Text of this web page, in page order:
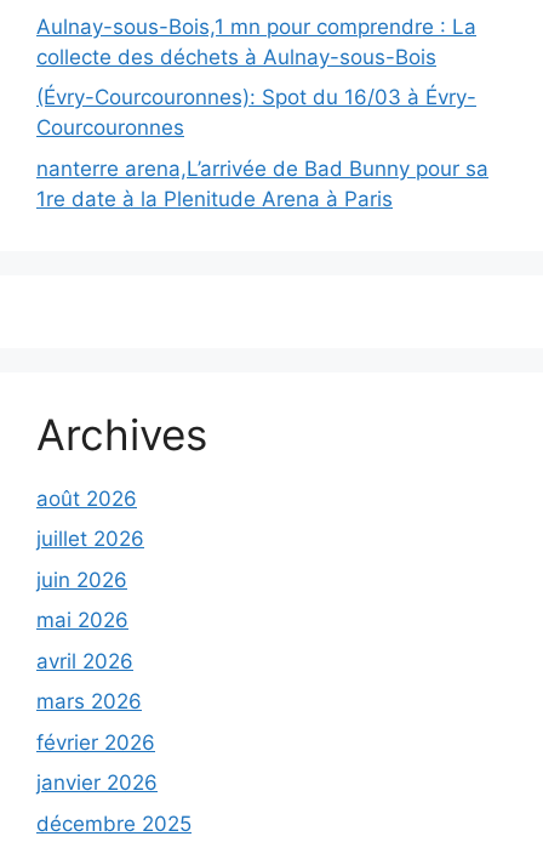
Aulnay-sous-Bois,1 mn pour comprendre : La
collecte des déchets à Aulnay-sous-Bois
(Évry-Courcouronnes): Spot du 16/03 à Évry-
Courcouronnes
nanterre arena,L’arrivée de Bad Bunny pour sa
1re date à la Plenitude Arena à Paris
Archives
août 2026
juillet 2026
juin 2026
mai 2026
avril 2026
mars 2026
février 2026
janvier 2026
décembre 2025